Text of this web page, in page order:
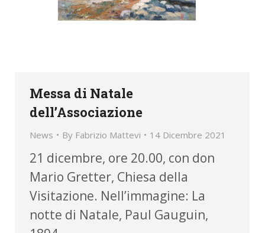
Messa di Natale
dell’Associazione
News By Fabrizio Mattevi 14 Dicembre 2021
21 dicembre, ore 20.00, con don
Mario Gretter, Chiesa della
Visitazione. Nell’immagine: La
notte di Natale, Paul Gauguin,